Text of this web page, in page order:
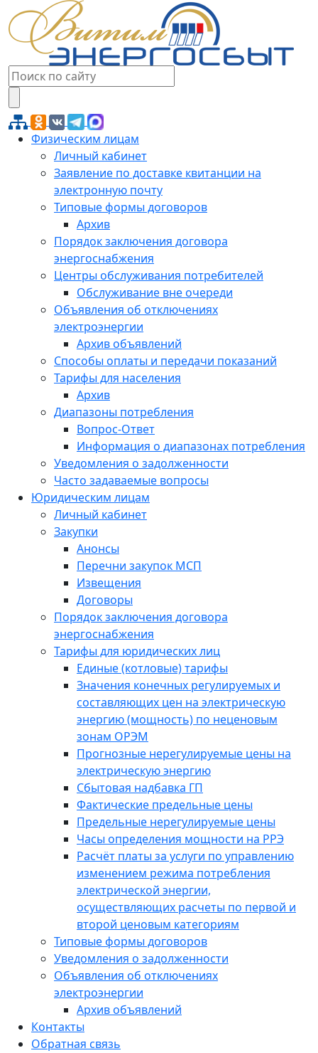
Физическим лицам
Личный кабинет
Заявление по доставке квитанции на
электронную почту
Типовые формы договоров
Архив
Порядок заключения договора
энергоснабжения
Центры обслуживания потребителей
Обслуживание вне очереди
Объявления об отключениях
электроэнергии
Архив объявлений
Способы оплаты и передачи показаний
Тарифы для населения
Архив
Диапазоны потребления
Вопрос-Ответ
Информация о диапазонах потребления
Уведомления о задолженности
Часто задаваемые вопросы
Юридическим лицам
Личный кабинет
Закупки
Анонсы
Перечни закупок МСП
Извещения
Договоры
Порядок заключения договора
энергоснабжения
Тарифы для юридических лиц
Единые (котловые) тарифы
Значения конечных регулируемых и
составляющих цен на электрическую
энергию (мощность) по неценовым
зонам ОРЭМ
Прогнозные нерегулируемые цены на
электрическую энергию
Сбытовая надбавка ГП
Фактические предельные цены
Предельные нерегулируемые цены
Часы определения мощности на РРЭ
Расчёт платы за услуги по управлению
изменением режима потребления
электрической энергии,
осуществляющих расчеты по первой и
второй ценовым категориям
Типовые формы договоров
Уведомления о задолженности
Объявления об отключениях
электроэнергии
Архив объявлений
Контакты
Обратная связь